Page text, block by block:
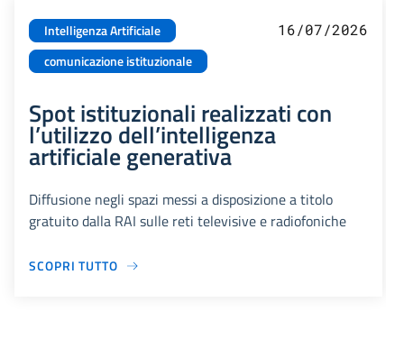
Intelligenza Artificiale
comunicazione istituzionale
16/07/2026
Spot istituzionali realizzati con
l’utilizzo dell’intelligenza
artificiale generativa
Diffusione negli spazi messi a disposizione a titolo
gratuito dalla RAI sulle reti televisive e radiofoniche
SCOPRI TUTTO